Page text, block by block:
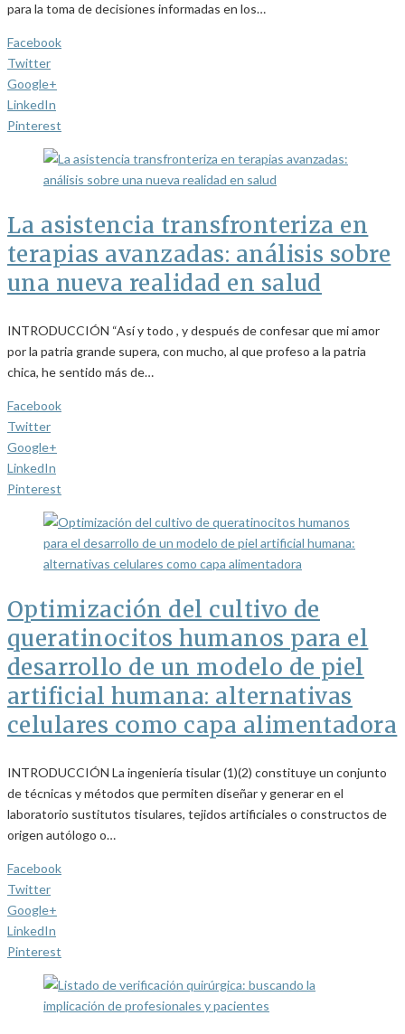
para la toma de decisiones informadas en los…
Facebook
Twitter
Google+
LinkedIn
Pinterest
La asistencia transfronteriza en
terapias avanzadas: análisis sobre
una nueva realidad en salud
INTRODUCCIÓN “Así y todo , y después de confesar que mi amor
por la patria grande supera, con mucho, al que profeso a la patria
chica, he sentido más de…
Facebook
Twitter
Google+
LinkedIn
Pinterest
Optimización del cultivo de
queratinocitos humanos para el
desarrollo de un modelo de piel
artificial humana: alternativas
celulares como capa alimentadora
INTRODUCCIÓN La ingeniería tisular (1)(2) constituye un conjunto
de técnicas y métodos que permiten diseñar y generar en el
laboratorio sustitutos tisulares, tejidos artificiales o constructos de
origen autólogo o…
Facebook
Twitter
Google+
LinkedIn
Pinterest